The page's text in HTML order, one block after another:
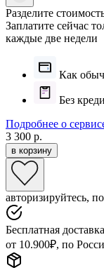
Разделите
Заплатите сейчас
каждые две недели
Как
Без
Подробнее о
3 300 р.
в корзину
авторизируйтесь,
Бесплатная
от 10.900₽, по